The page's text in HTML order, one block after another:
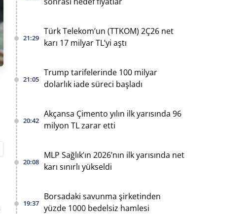
21:29
Türk Telekom’un (TTKOM) 2Ç26 net
karı 17 milyar TL’yi aştı
21:05
Trump tarifelerinde 100 milyar
dolarlık iade süreci başladı
20:42
Akçansa Çimento yılın ilk yarısında 96
milyon TL zarar etti
20:08
MLP Sağlık’ın 2026’nın ilk yarısında net
karı sınırlı yükseldi
19:37
Borsadaki savunma şirketinden
yüzde 1000 bedelsiz hamlesi